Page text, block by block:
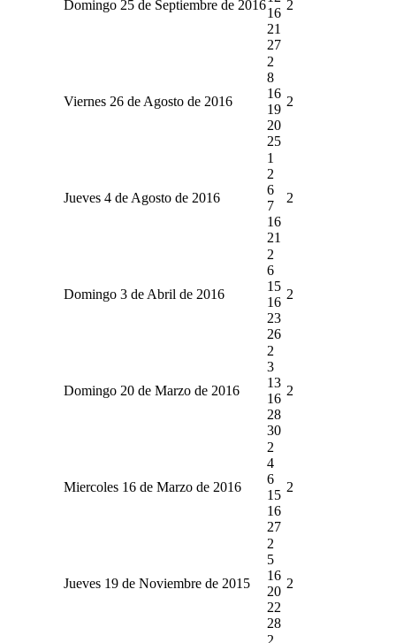
Domingo 25 de Septiembre de 2016
16
21
27
2
Viernes 26 de Agosto de 2016
2
8
16
19
20
25
2
Jueves 4 de Agosto de 2016
1
2
6
7
16
21
2
Domingo 3 de Abril de 2016
2
6
15
16
23
26
2
Domingo 20 de Marzo de 2016
2
3
13
16
28
30
2
Miercoles 16 de Marzo de 2016
2
4
6
15
16
27
2
Jueves 19 de Noviembre de 2015
2
5
16
20
22
28
2
2